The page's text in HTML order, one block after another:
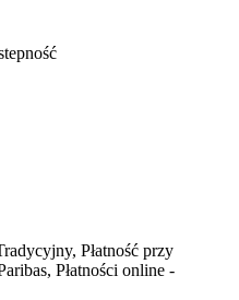
Płatność przy
Płatności online -